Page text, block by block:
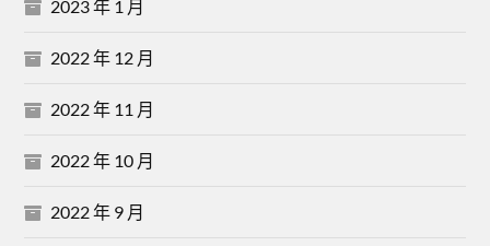
2023 年 1 月
2022 年 12 月
2022 年 11 月
2022 年 10 月
2022 年 9 月